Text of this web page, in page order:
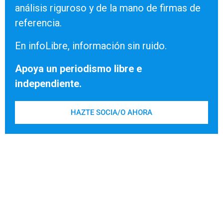
análisis riguroso y de la mano de firmas de
referencia.
En infoLibre, información sin ruido.
Apoya un periodismo libre e
independiente.
HAZTE SOCIA/O AHORA